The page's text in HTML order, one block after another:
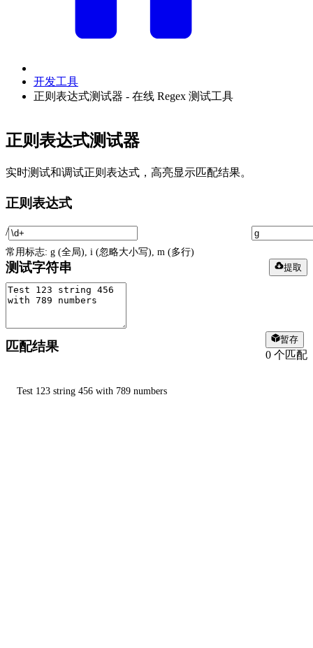
开发工具
正则表达式测试器 - 在线 Regex 测试工具
正则表达式测试器
实时测试和调试正则表达式，高亮显示匹配结果。
正则表达式
/
常用标志: g (全局), i (忽略大小写), m (多行)
测试字符串 提取
匹配结果 暂存
0 个匹配
Test 123 string 456 with 789 numbers